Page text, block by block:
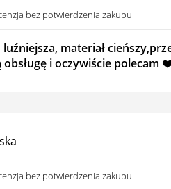
bez potwierdzenia zakupu
luźniejsza, materiał
obsługę i oczywiście polecam
bez potwierdzenia zakupu